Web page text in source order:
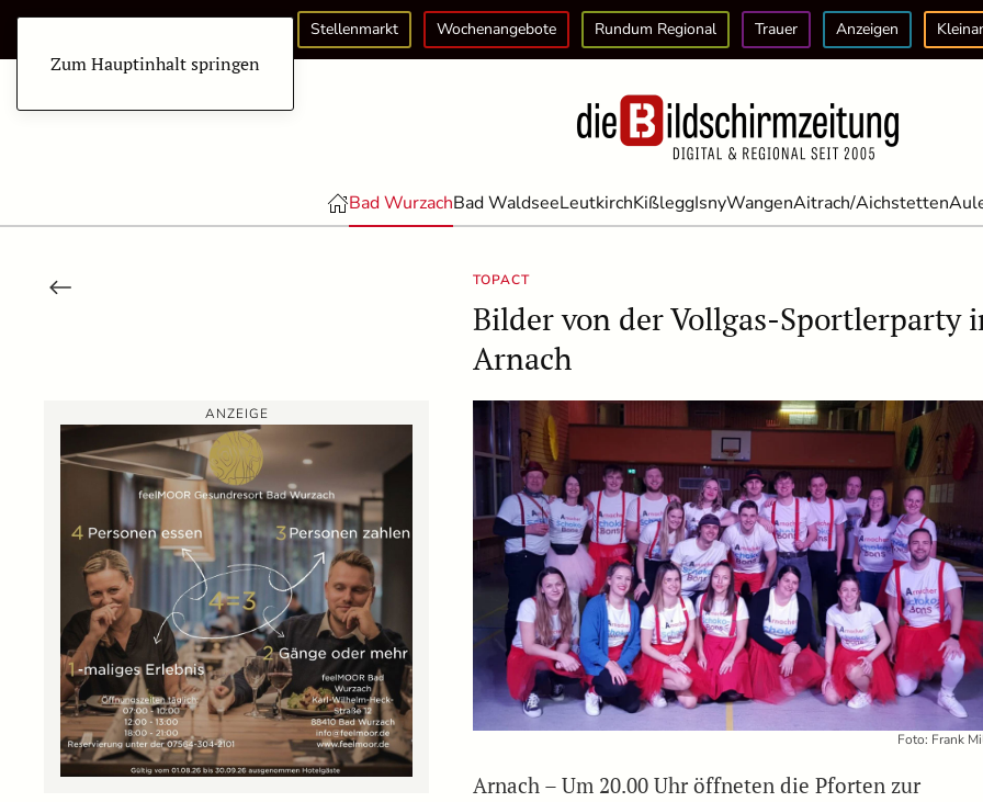
Zum Hauptinhalt springen
Stellenmarkt Wochenangebote Rundum Regional Trauer Anzeigen
Bad WurzachBad WaldseeLeutkirchKißleggIsnyWangenAitrach/Aichstetten
TOPACT
Bilder von der Vollgas-Sportlerparty
Arnach
ANZEIGE
Foto: Frank
Arnach – Um 20.00 Uhr öffneten die Pforten zur